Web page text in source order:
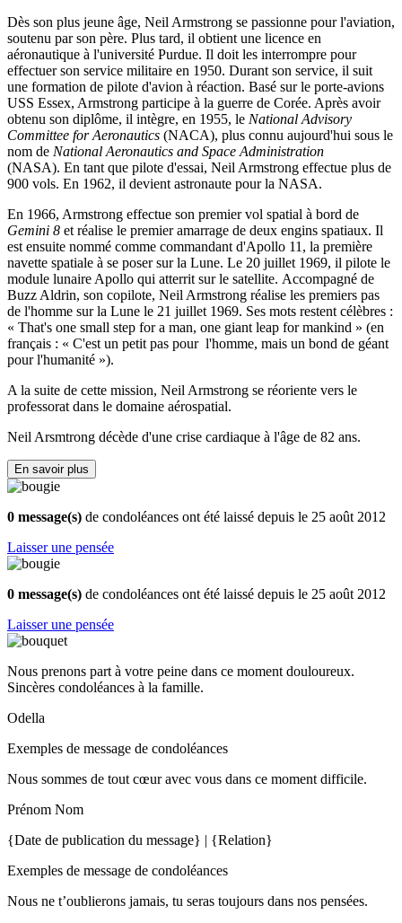
Dès son plus jeune âge, Neil Armstrong se passionne pour l'aviation,
soutenu par son père. Plus tard, il obtient une licence en
aéronautique à l'université Purdue. Il doit les interrompre pour
effectuer son service militaire en 1950. Durant son service, il suit
une formation de pilote d'avion à réaction. Basé sur le porte-avions
USS Essex, Armstrong participe à la guerre de Corée. Après avoir
obtenu son diplôme, il intègre, en 1955, le National Advisory
Committee for Aeronautics (NACA), plus connu aujourd'hui sous le
nom de National Aeronautics and Space Administration
(NASA). En tant que pilote d'essai, Neil Armstrong effectue plus de
900 vols. En 1962, il devient astronaute pour la NASA.
En 1966, Armstrong effectue son premier vol spatial à bord de
Gemini 8 et réalise le premier amarrage de deux engins spatiaux. Il
est ensuite nommé comme commandant d'Apollo 11, la première
navette spatiale à se poser sur la Lune. Le 20 juillet 1969, il pilote le
module lunaire Apollo qui atterrit sur le satellite. Accompagné de
Buzz Aldrin, son copilote, Neil Armstrong réalise les premiers pas
de l'homme sur la Lune le 21 juillet 1969. Ses mots restent célèbres :
« That's one small step for a man, one giant leap for mankind » (en
français : « C'est un petit pas pour l'homme, mais un bond de géant
pour l'humanité »).
A la suite de cette mission, Neil Armstrong se réoriente vers le
professorat dans le domaine aérospatial.
Neil Arsmtrong décède d'une crise cardiaque à l'âge de 82 ans.
En savoir plus
0 message(s) de condoléances ont été laissé depuis le 25 août 2012
Laisser une pensée
0 message(s) de condoléances ont été laissé depuis le 25 août 2012
Laisser une pensée
Nous prenons part à votre peine dans ce moment douloureux.
Sincères condoléances à la famille.
Odella
Exemples de message de condoléances
Nous sommes de tout cœur avec vous dans ce moment difficile.
Prénom Nom
{Date de publication du message} | {Relation}
Exemples de message de condoléances
Nous ne t’oublierons jamais, tu seras toujours dans nos pensées.